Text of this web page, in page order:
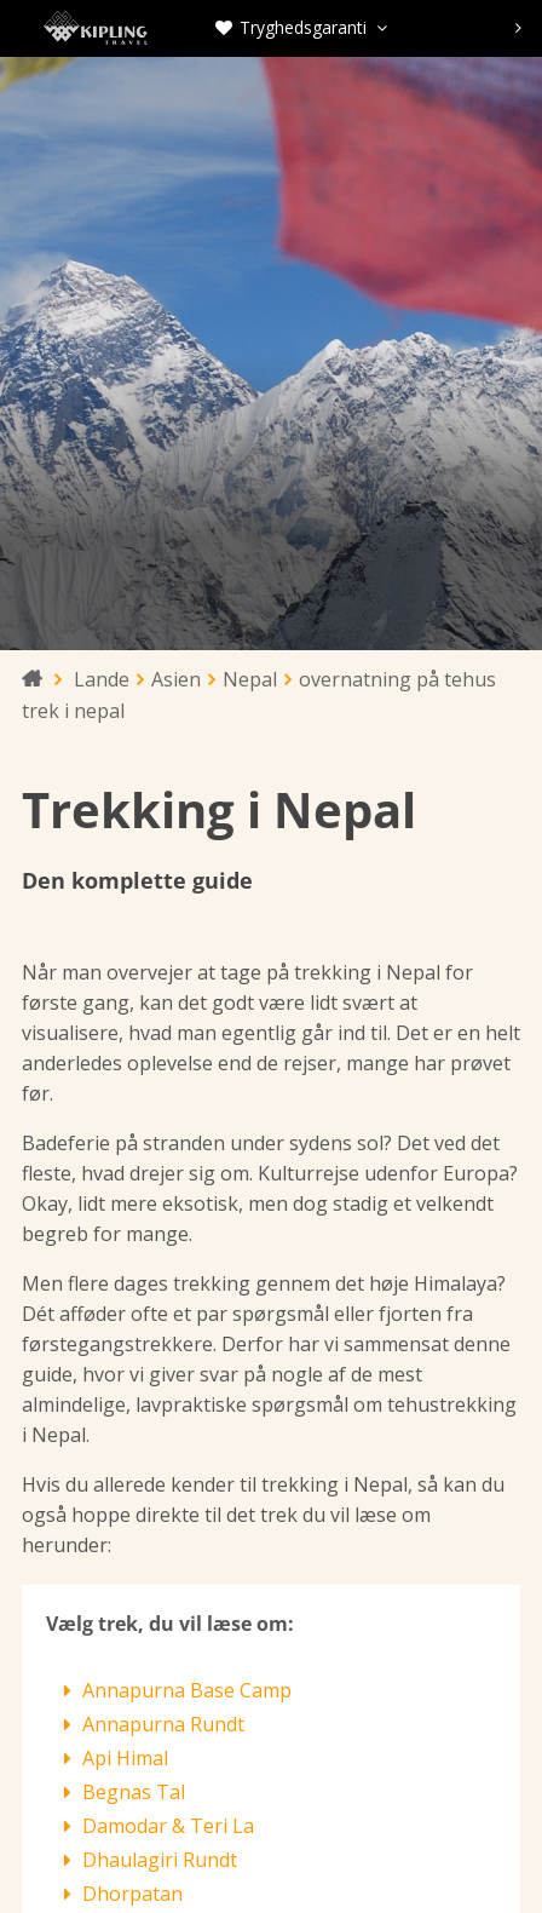
 Tryghedsgaranti  
 Lande Asien Nepal
overnatning på tehus
trek i nepal
Trekking i Nepal
Den komplette guide
Når man overvejer at tage på trekking i Nepal for
første gang, kan det godt være lidt svært at
visualisere, hvad man egentlig går ind til. Det er en helt
anderledes oplevelse end de rejser, mange har prøvet
før.
Badeferie på stranden under sydens sol? Det ved det
fleste, hvad drejer sig om. Kulturrejse udenfor Europa?
Okay, lidt mere eksotisk, men dog stadig et velkendt
begreb for mange.
Men flere dages trekking gennem det høje Himalaya?
Dét afføder ofte et par spørgsmål eller fjorten fra
førstegangstrekkere. Derfor har vi sammensat denne
guide, hvor vi giver svar på nogle af de mest
almindelige, lavpraktiske spørgsmål om tehustrekking
i Nepal.
Hvis du allerede kender til trekking i Nepal, så kan du
også hoppe direkte til det trek du vil læse om
herunder:
Vælg trek, du vil læse om:
Annapurna Base Camp
Annapurna Rundt
Api Himal
Begnas Tal
Damodar & Teri La
Dhaulagiri Rundt
Dhorpatan